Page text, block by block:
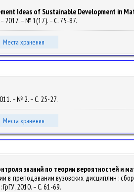
Ideas of Sustainable Development in
2017. – № 1(17). – С. 75-87.
Места хранения
– № 2. – С. 25-27.
Места хранения
знаний по теории вероятностей и
в преподавании вузовских дисциплин :
2010. – С. 61-69.